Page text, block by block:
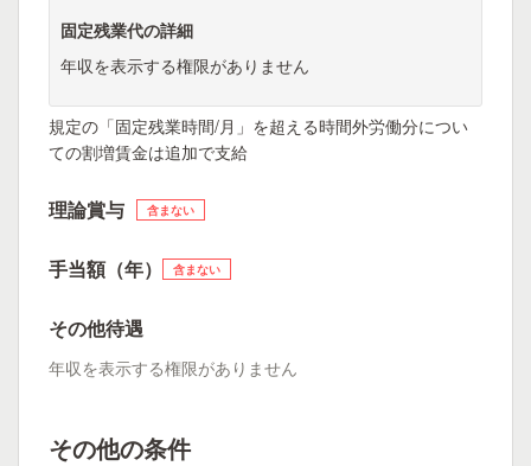
固定残業代の詳細
年収を表示する権限がありません
規定の「固定残業時間/月」を超える時間外労働分につい
ての割増賃金は追加で支給
理論賞与 含まない
手当額（年） 含まない
その他待遇
年収を表示する権限がありません
その他の条件